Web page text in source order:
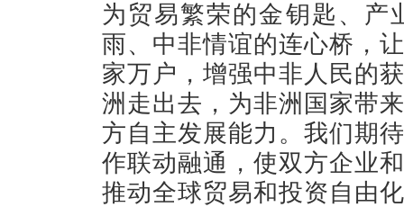
为贸易繁荣的金钥匙、产
雨、中非情谊的连心桥，
家万户，增强中非人民的
洲走出去，为非洲国家带
方自主发展能力。我们期
作联动融通，使双方企业
推动全球贸易和投资自由